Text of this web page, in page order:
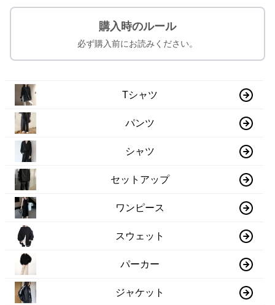
購入時のルール
必ず購入前にお読みください。
Tシャツ
パンツ
シャツ
セットアップ
ワンピース
スウェット
パーカー
ジャケット